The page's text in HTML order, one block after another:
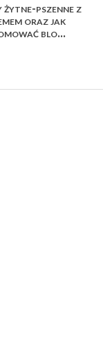
pszenne z
oraz jak
blo...